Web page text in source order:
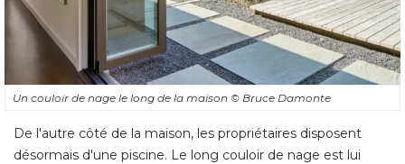
Un couloir de nage le long de la maison © Bruce Damonte
De l'autre côté de la maison, les propriétaires disposent
désormais d'une piscine. Le long couloir de nage est lui